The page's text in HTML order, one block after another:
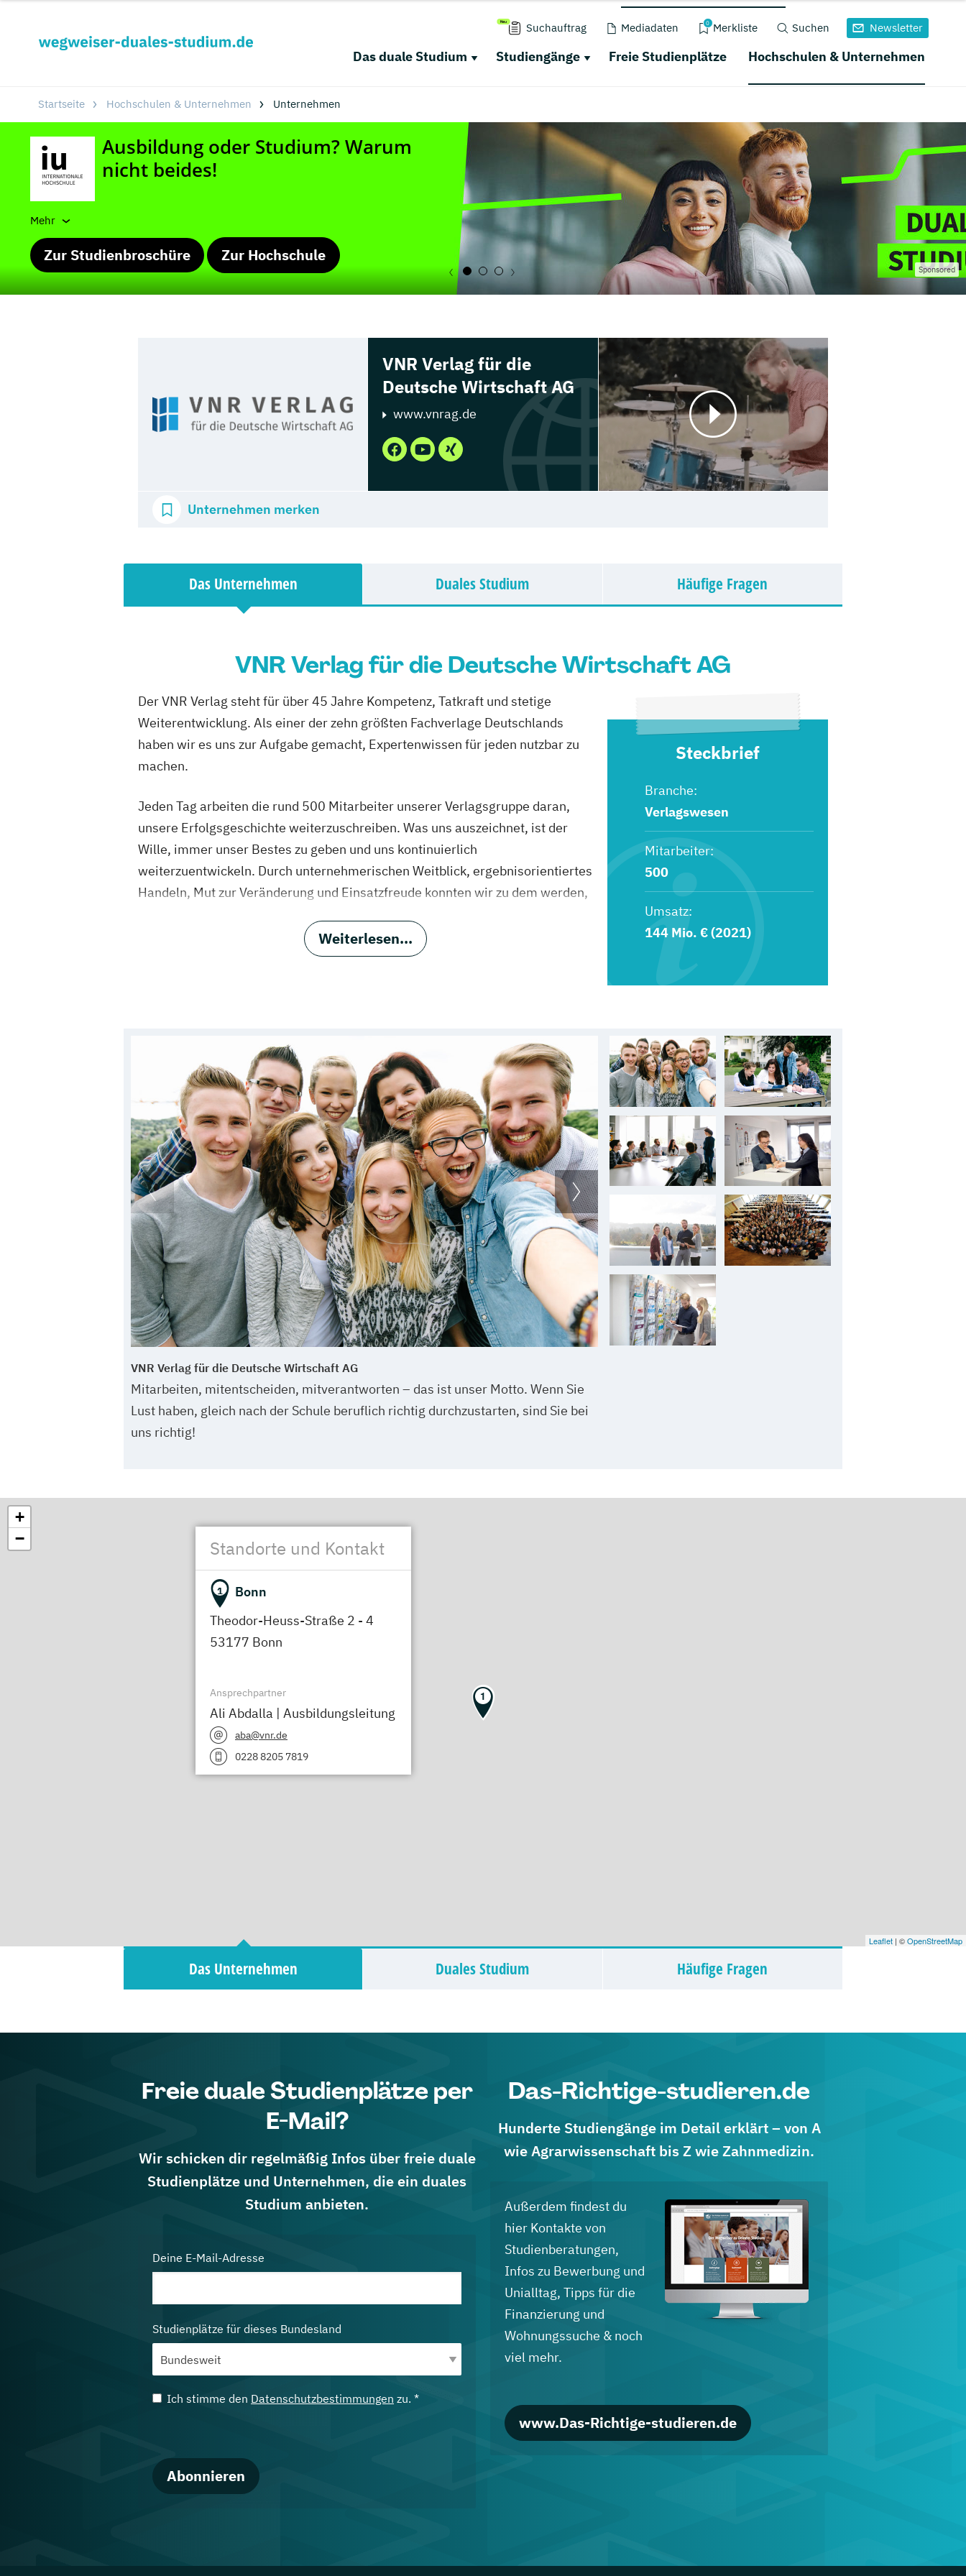
Suchauftrag Mediadaten 0 Merkliste Suchen Newsletter
Das duale Studium Studiengänge Freie Studienplätze Hochschulen & Unternehmen
Startseite Hochschulen & Unternehmen Unternehmen
Mehr
Zur Studienbroschüre Zur Hochschule
Sponsored
VNR Verlag für die
Deutsche Wirtschaft AG
www.vnrag.de
Unternehmen merken
Das Unternehmen Duales Studium Häufige Fragen
VNR Verlag für die Deutsche Wirtschaft AG
Der VNR Verlag steht für über 45 Jahre Kompetenz, Tatkraft und stetige
Weiterentwicklung. Als einer der zehn größten Fachverlage Deutschlands
haben wir es uns zur Aufgabe gemacht, Expertenwissen für jeden nutzbar zu
machen.
Jeden Tag arbeiten die rund 500 Mitarbeiter unserer Verlagsgruppe daran,
unsere Erfolgsgeschichte weiterzuschreiben. Was uns auszeichnet, ist der
Wille, immer unser Bestes zu geben und uns kontinuierlich
weiterzuentwickeln. Durch unternehmerischen Weitblick, ergebnisorientiertes
Handeln, Mut zur Veränderung und Einsatzfreude konnten wir zu dem werden,
managementgeführt, verbindet der VNR Verlag für die Deutsche Wirtschaft AG
Weiterlesen...
Steckbrief
Branche:
Verlagswesen
Mitarbeiter:
500
Umsatz:
144 Mio. € (2021)
VNR Verlag für die Deutsche Wirtschaft AG
Mitarbeiten, mitentscheiden, mitverantworten – das ist unser Motto. Wenn Sie
Lust haben, gleich nach der Schule beruflich richtig durchzustarten, sind Sie bei
uns richtig!
Standorte und Kontakt
1
Bonn
Theodor-Heuss-Straße 2 - 4
53177 Bonn
Ansprechpartner
Ali Abdalla | Ausbildungsleitung
aba@vnr.de
0228 8205 7819
1
+
−
Leaflet | ©OpenStreetMap
Das Unternehmen Duales Studium Häufige Fragen
Freie duale Studienplätze per
E-Mail?
Wir schicken dir regelmäßig Infos über freie duale
Studienplätze und Unternehmen, die ein duales
Studium anbieten.
Deine E-Mail-Adresse
Studienplätze für dieses Bundesland
Ich stimme den Datenschutzbestimmungen zu. *
Abonnieren
Das-Richtige-studieren.de
Hunderte Studiengänge im Detail erklärt – von A
wie Agrarwissenschaft bis Z wie Zahnmedizin.
Außerdem findest du
hier Kontakte von
Studienberatungen,
Infos zu Bewerbung und
Unialltag, Tipps für die
Finanzierung und
Wohnungssuche & noch
viel mehr.
www.Das-Richtige-studieren.de